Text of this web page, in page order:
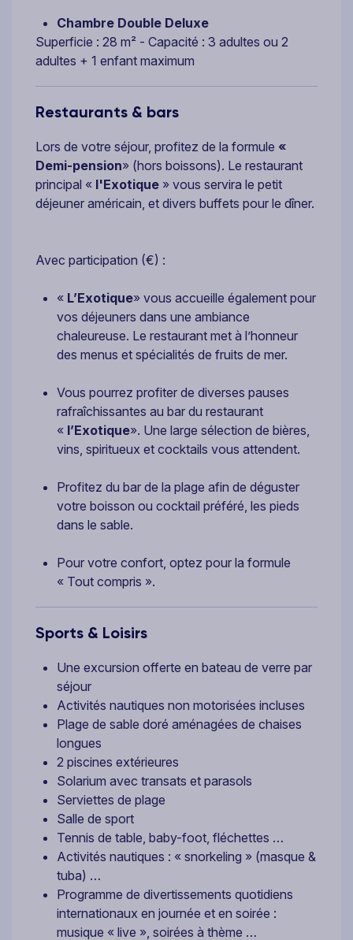
Chambre Double Deluxe
Superficie : 28 m² - Capacité : 3 adultes ou 2
adultes + 1 enfant maximum
Restaurants & bars
Lors de votre séjour, profitez de la formule «
Demi-pension» (hors boissons). Le restaurant
principal « l'Exotique » vous servira le petit
déjeuner américain, et divers buffets pour le dîner.
Avec participation (€) :
« L’Exotique» vous accueille également pour
vos déjeuners dans une ambiance
chaleureuse. Le restaurant met à l’honneur
des menus et spécialités de fruits de mer.
Vous pourrez profiter de diverses pauses
rafraîchissantes au bar du restaurant
« l’Exotique». Une large sélection de bières,
vins, spiritueux et cocktails vous attendent.
Profitez du bar de la plage afin de déguster
votre boisson ou cocktail préféré, les pieds
dans le sable.
Pour votre confort, optez pour la formule
« Tout compris ».
Sports & Loisirs
Une excursion offerte en bateau de verre par
séjour
Activités nautiques non motorisées incluses
Plage de sable doré aménagées de chaises
longues
2 piscines extérieures
Solarium avec transats et parasols
Serviettes de plage
Salle de sport
Tennis de table, baby-foot, fléchettes …
Activités nautiques : « snorkeling » (masque &
tuba) …
Programme de divertissements quotidiens
internationaux en journée et en soirée :
musique « live », soirées à thème …